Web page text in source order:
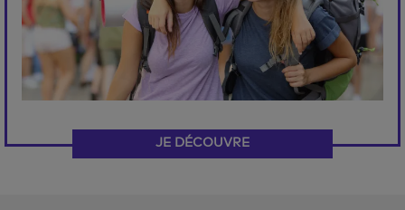
JE DÉCOUVRE